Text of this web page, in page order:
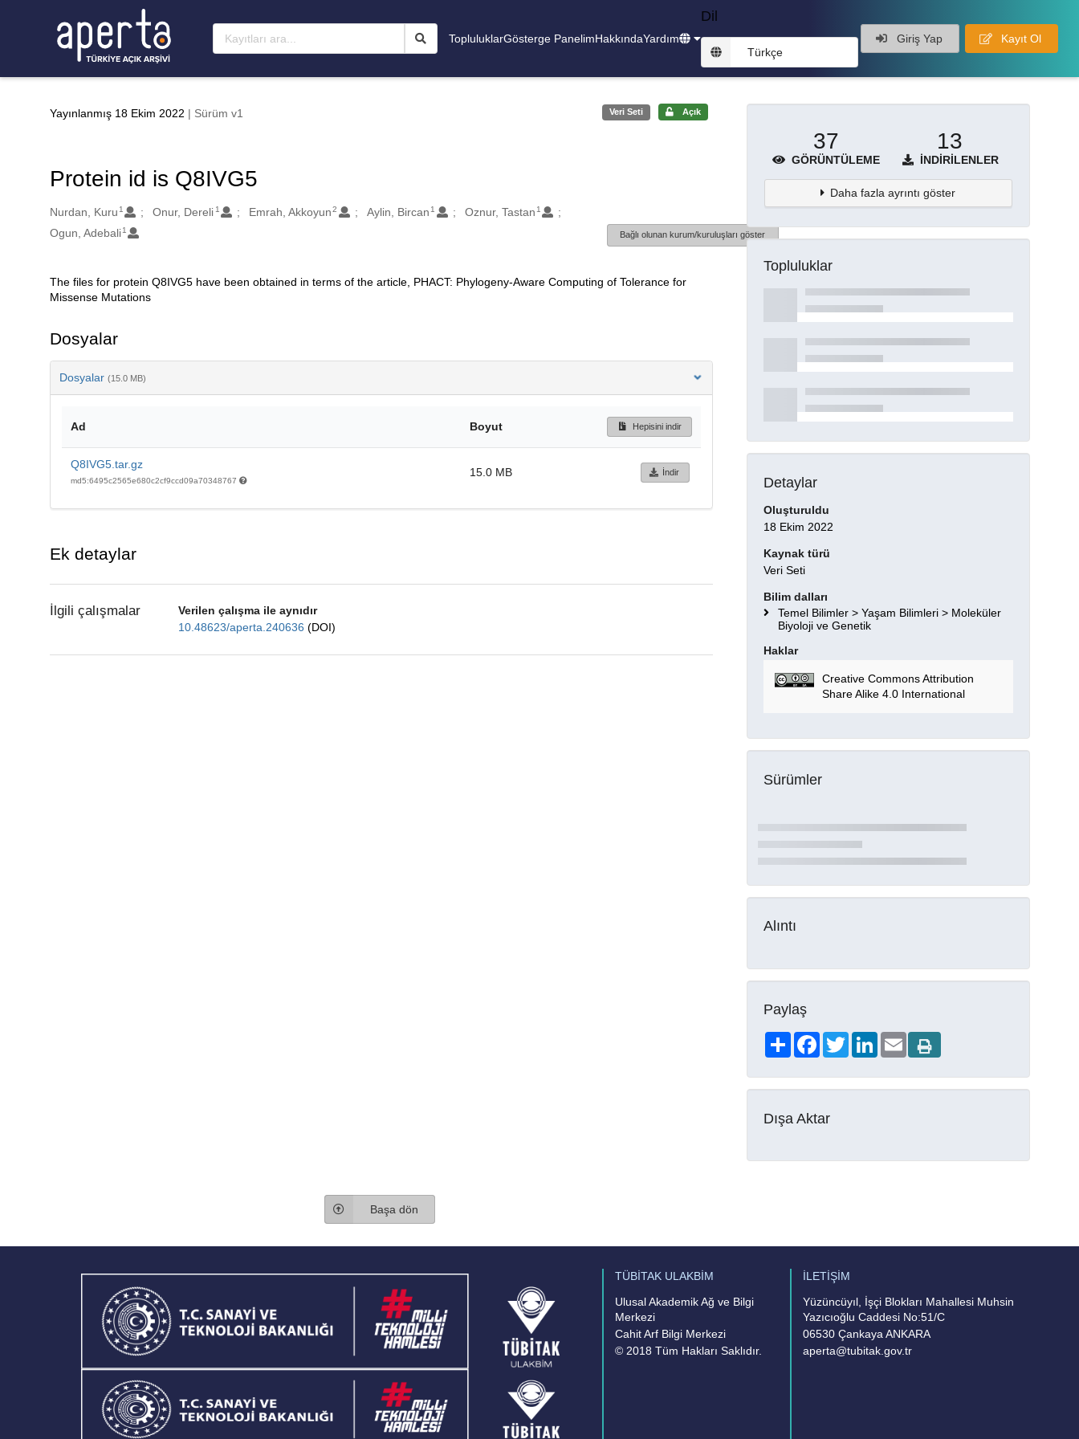
TopluluklarGösterge PanelimHakkındaYardım
Dil
Türkçe
Giriş Yap Kayıt Ol
Yayınlanmış 18 Ekim 2022 | Sürüm v1 Veri Seti Açık
Protein id is Q8IVG5
Oluşturanlar
Nurdan, Kuru 1 Onur, Dereli 1 Emrah, Akkoyun 2 Aylin, Bircan 1 Oznur, Tastan 1
Ogun, Adebali 1 Bağlı olunan kurum/kuruluşları göster
Açıklama
The files for protein Q8IVG5 have been obtained in terms of the article, PHACT: Phylogeny-Aware Computing of Tolerance for
Missense Mutations
Dosyalar
Dosyalar (15.0 MB)
Ad Boyut Hepisini indir
Q8IVG5.tar.gz
md5:6495c2565e680c2cf9ccd09a70348767
15.0 MB İndir
Ek detaylar
İlgili çalışmalar
Verilen çalışma ile aynıdır
10.48623/aperta.240636 (DOI)
37
GÖRÜNTÜLEME
13
İNDIRILENLER
Daha fazla ayrıntı göster
Topluluklar
Detaylar
Oluşturuldu
18 Ekim 2022
Kaynak türü
Veri Seti
Bilim dalları
Temel Bilimler > Yaşam Bilimleri > Moleküler
Biyoloji ve Genetik
Haklar
Creative Commons Attribution
Share Alike 4.0 International
Sürümler
Alıntı
Paylaş
ShareFacebookTwitterLinkedIn
Email
Dışa Aktar
Başa dön
TÜBİTAK ULAKBİM
Ulusal Akademik Ağ ve Bilgi
Merkezi
Cahit Arf Bilgi Merkezi
© 2018 Tüm Hakları Saklıdır.
İLETİŞİM
Yüzüncüyıl, İşçi Blokları Mahallesi Muhsin
Yazıcıoğlu Caddesi No:51/C
06530 Çankaya ANKARA
aperta@tubitak.gov.tr